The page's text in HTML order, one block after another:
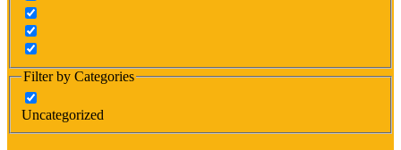
Filter by Categories
Uncategorized